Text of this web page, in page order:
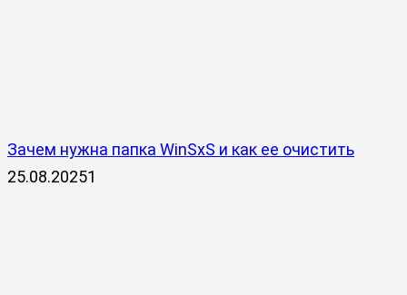
Зачем нужна папка WinSxS и как ее очистить
25.08.20251